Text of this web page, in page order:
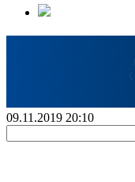
09.11.2019 20:10